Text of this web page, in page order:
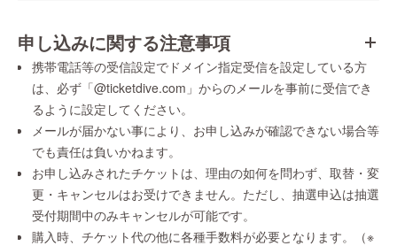
申し込みに関する注意事項
携帯電話等の受信設定でドメイン指定受信を設定している方
は、必ず「@ticketdive.com」からのメールを事前に受信でき
るように設定してください。
メールが届かない事により、お申し込みが確認できない場合等
でも責任は負いかねます。
お申し込みされたチケットは、理由の如何を問わず、取替・変
更・キャンセルはお受けできません。ただし、抽選申込は抽選
受付期間中のみキャンセルが可能です。
購入時、チケット代の他に各種手数料が必要となります。（※